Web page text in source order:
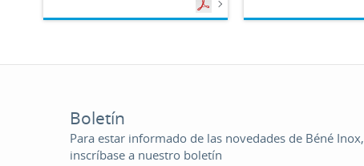
Boletín
Para estar informado de las novedades de Béné Inox,
inscríbase a nuestro boletín